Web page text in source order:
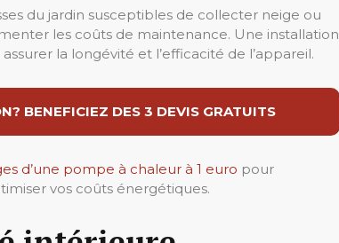
du jardin susceptibles de collecter neige ou
les coûts de maintenance. Une installation
la longévité et l’efficacité de l’appareil.
BENEFICIEZ DES 3 DEVIS GRATUITS
d’une pompe à chaleur à 1 euro pour
vos coûts énergétiques.